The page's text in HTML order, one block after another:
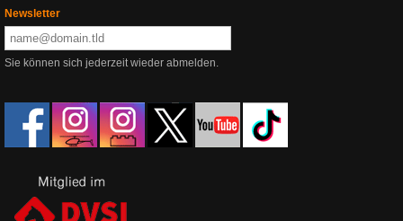
Newsletter
Sie können sich jederzeit wieder abmelden.